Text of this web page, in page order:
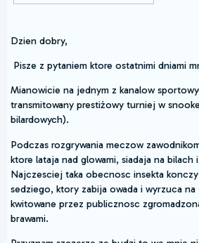
Dzien dobry,
Pisze z pytaniem ktore ostatnimi dniami
Mianowicie na jednym z kanalow
transmitowany prestiżowy turniej w
bilardowych).
Podczas rozgrywania meczow
ktore lataja nad glowami, siadaja na bilach
Najczesciej taka obecnosc insekta
sedziego, ktory zabija owada i wyrzuca
kwitowane przez publicznosc
brawami.